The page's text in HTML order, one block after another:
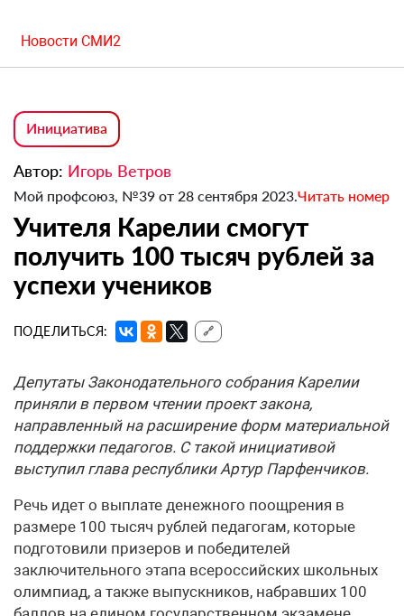
Новости СМИ2
Инициатива
Автор: Игорь Ветров
Мой профсоюз, №39 от 28 сентября 2023.Читать номер
Учителя Карелии смогут
получить 100 тысяч рублей за
успехи учеников
ПОДЕЛИТЬСЯ: 🔗
Депутаты Законодательного собрания Карелии
приняли в первом чтении проект закона,
направленный на расширение форм материальной
поддержки педагогов. С такой инициативой
выступил глава республики Артур Парфенчиков.
Речь идет о выплате денежного поощрения в
размере 100 тысяч рублей педагогам, которые
подготовили призеров и победителей
заключительного этапа всероссийских школьных
олимпиад, а также выпускников, набравших 100